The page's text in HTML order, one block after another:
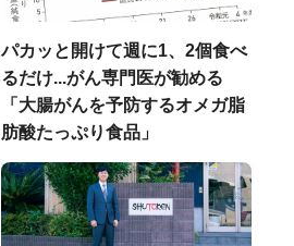
パカッと開けて週に1、2個食べ
るだけ...がん専門医が勧める
「大腸がんを予防するオメガ脂
肪酸たっぷり食品」